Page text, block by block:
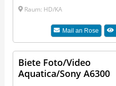
Raum: HD/KA
Mail an Rose
Biete Foto/Video
Aquatica/Sony A6300